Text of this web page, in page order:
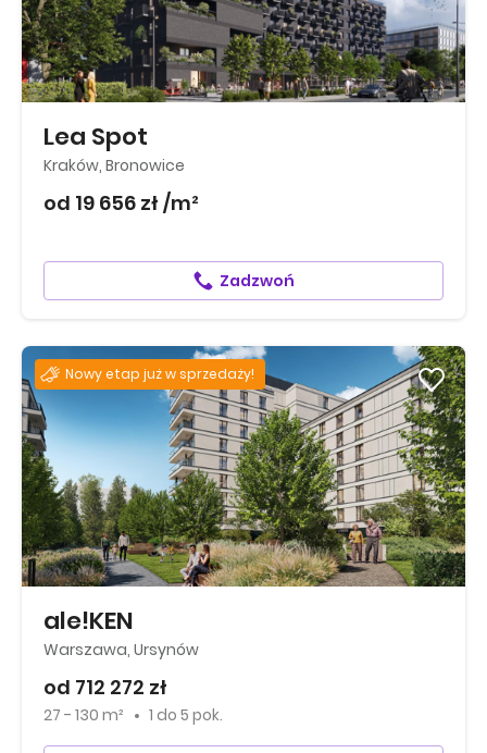
Lea Spot
Kraków, Bronowice
od 19 656 zł /m²
Zadzwoń
Nowy etap już w sprzedaży!
ale!KEN
Warszawa, Ursynów
od 712 272 zł
27 - 130 m² 1 do 5 pok.